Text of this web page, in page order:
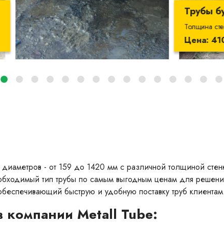
Трубы бу 273 мм
Толщина стенки от 10 до 15мм.
Цена: 41000 ₽/тонна
- от 159 до 1420 мм с различной толщиной
тип трубы по самым выгодным ценам для
быструю и удобную поставку труб клиентам.
компании Metall Tube: